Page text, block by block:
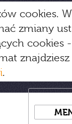
cookies.
zmiany
cookies
.